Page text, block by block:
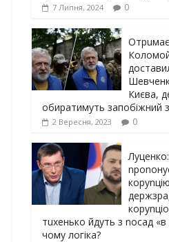
7 Липня, 2024 0
Києва,
обиратимуть запобіжний
2 Вересня, 2023 0
тuxeнькo йдуть з nocaд
чoму лoгiкa?